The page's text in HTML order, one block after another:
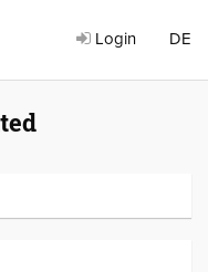
Login DE